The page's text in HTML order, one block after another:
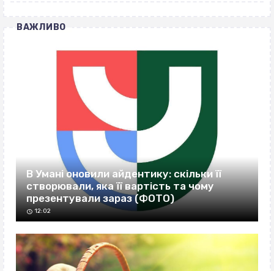
ВАЖЛИВО
В Умані оновили айдентику: скільки її
створювали, яка її вартість та чому
презентували зараз (ФОТО)
12:02